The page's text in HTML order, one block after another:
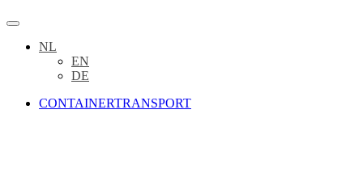
NL
EN
DE
CONTAINERTRANSPORT